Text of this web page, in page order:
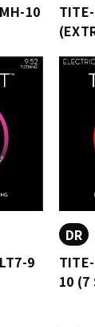
10
9
DR
10 (7